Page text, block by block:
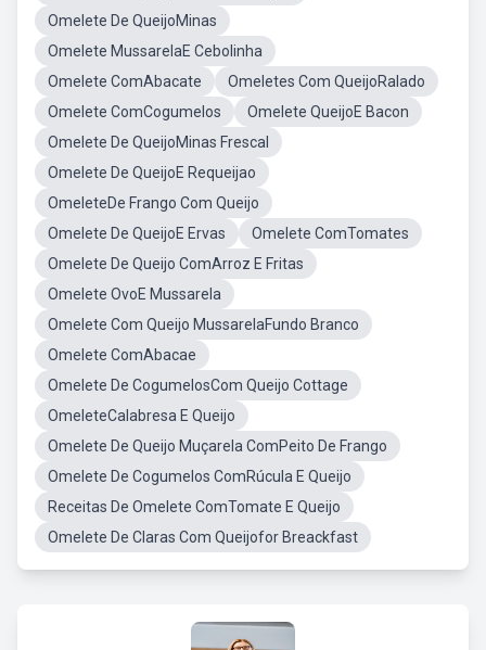
Omelete De QueijoMinas
Omelete MussarelaE Cebolinha
Omelete ComAbacate
Omeletes Com QueijoRalado
Omelete ComCogumelos
Omelete QueijoE Bacon
Omelete De QueijoMinas Frescal
Omelete De QueijoE Requeijao
OmeleteDe Frango Com Queijo
Omelete De QueijoE Ervas
Omelete ComTomates
Omelete De Queijo ComArroz E Fritas
Omelete OvoE Mussarela
Omelete Com Queijo MussarelaFundo Branco
Omelete ComAbacae
Omelete De CogumelosCom Queijo Cottage
OmeleteCalabresa E Queijo
Omelete De Queijo Muçarela ComPeito De Frango
Omelete De Cogumelos ComRúcula E Queijo
Receitas De Omelete ComTomate E Queijo
Omelete De Claras Com Queijofor Breackfast